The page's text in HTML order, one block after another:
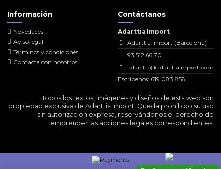
Información
Novedades
Aviso legal
Términos y condiciones
Contacta con nosotros
Contáctanos
Adarttia Import
Adarttia Import (Barcelona)
93 512 66 70
adarttia@adarttiaimport.com
Escríbenos: 619 083 858
Todos los textos, imágenes y diseños de esta web son
propiedad exclusiva de Adarttia Import. Queda prohibido su uso
sin autorización expresa, reservándonos el derecho de
emprender las acciones legales correspondientes.